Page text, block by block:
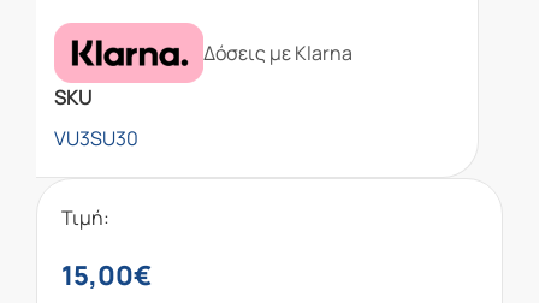
Δόσεις με Klarna
SKU
VU3SU30
Τιμή:
15,00€